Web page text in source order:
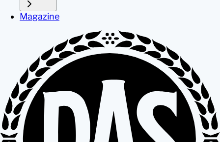
Magazine